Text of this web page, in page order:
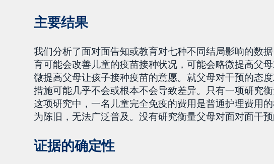
主要结果
我们分析了面对面告知或教育对七种不同结局影响的数
育可能会改善儿童的疫苗接种状况，可能会略微提高父
微提高父母让孩子接种疫苗的意愿。就父母对干预的态
措施可能几乎不会或根本不会导致差异。只有一项研究
这项研究中，一名儿童完全免疫的费用是普通护理费用
为陈旧，无法广泛普及。没有研究衡量父母对面对面干预
证据的确定性